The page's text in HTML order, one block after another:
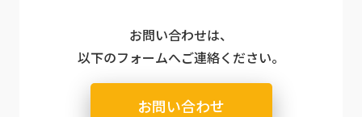
お問い合わせは、
以下のフォームへご連絡ください。
お問い合わせ